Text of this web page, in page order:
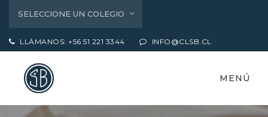
SELECCIONE UN COLEGIO
LLÁMANOS: +56 51 221 3344 INFO@CLSB.CL
MENÚ